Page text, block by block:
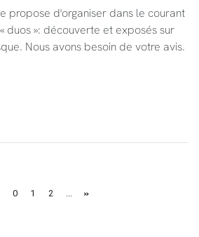
propose d'organiser dans le courant
duos »: découverte et exposés sur
Nous avons besoin de votre avis.
0 1 2 »